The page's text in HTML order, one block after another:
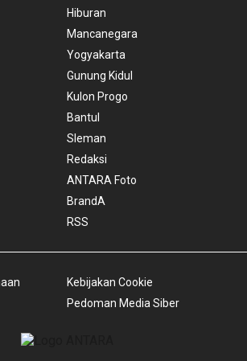
Hiburan
Mancanegara
Yogyakarta
Gunung Kidul
Kulon Progo
Bantul
Sleman
Redaksi
ANTARA Foto
BrandA
RSS
Kebijakan Cookie
Pedoman Media Siber